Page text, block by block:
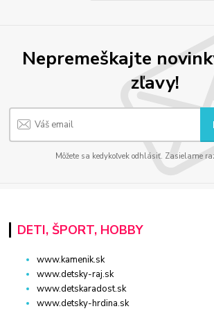
Nepremeškajte
zľavy!
Môžete sa kedykoľvek odhlásiť. Zasielame
DETI, ŠPORT, HOBBY
www.kamenik.sk
www.detsky-raj.sk
www.detskaradost.sk
www.detsky-hrdina.sk